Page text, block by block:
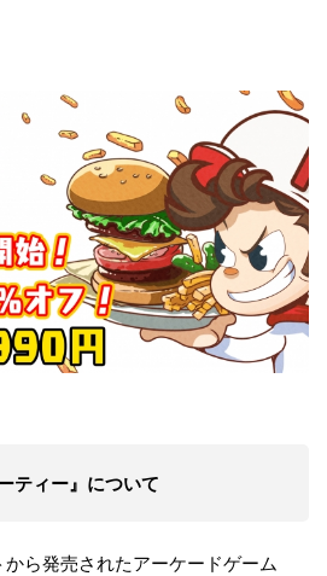
ティー』について
ら発売されたアーケードゲーム